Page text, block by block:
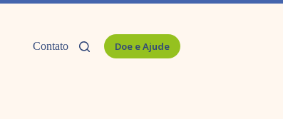
Contato Doe e Ajude